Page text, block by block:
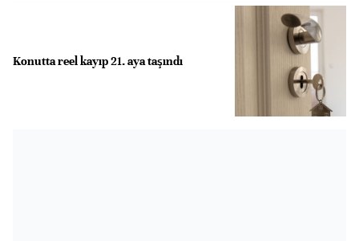
Konutta reel kayıp 21. aya taşındı